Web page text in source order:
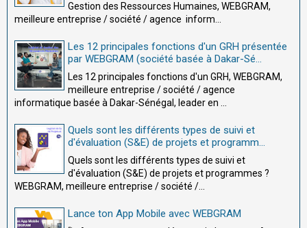
Gestion des Ressources Humaines, WEBGRAM,
meilleure entreprise / société / agence inform...
Les 12 principales fonctions d'un GRH présentée
par WEBGRAM (société basée à Dakar-Sé...
Les 12 principales fonctions d'un GRH, WEBGRAM,
meilleure entreprise / société / agence
informatique basée à Dakar-Sénégal, leader en ...
Quels sont les différents types de suivi et
d'évaluation (S&E) de projets et programm...
Quels sont les différents types de suivi et
d'évaluation (S&E) de projets et programmes ?
WEBGRAM, meilleure entreprise / société /...
Lance ton App Mobile avec WEBGRAM